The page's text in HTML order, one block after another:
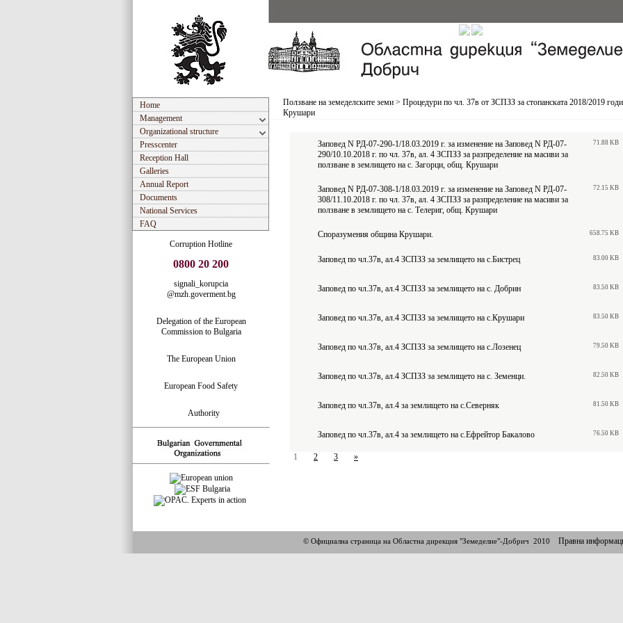
Home
Management
Organizational structure
Presscenter
Reception Hall
Galleries
Annual Report
Documents
National Services
FAQ
Corruption Hotline
0800 20 200
signali_korupcia
@mzh.goverment.bg
Delegation of the European
Commission to Bulgaria
The European Union
European Food Safety
Authority
Ползване на земеделските земи > Процедури по чл. 37в от ЗСПЗЗ за стопанската 2018/2019
Крушари
Заповед N РД-07-290-1/18.03.2019 г. за изменение на Заповед N РД-07-
290/10.10.2018 г. по чл. 37в, ал. 4 ЗСПЗЗ за разпределение на масиви за
ползване в землището на с. Загорци, общ. Крушари
71.88 KB
Заповед N РД-07-308-1/18.03.2019 г. за изменение на Заповед N РД-07-
308/11.10.2018 г. по чл. 37в, ал. 4 ЗСПЗЗ за разпределение на масиви за
ползване в землището на с. Телериг, общ. Крушари
72.15 KB
Споразумения община Крушари. 658.75 KB
Заповед по чл.37в, ал.4 ЗСПЗЗ за землището на с.Бистрец 83.00 KB
Заповед по чл.37в, ал.4 ЗСПЗЗ за землището на с. Добрин 83.50 KB
Заповед по чл.37в, ал.4 ЗСПЗЗ за землището на с.Крушари 83.50 KB
Заповед по чл.37в, ал.4 ЗСПЗЗ за землището на с.Лозенец 79.50 KB
Заповед по чл.37в, ал.4 ЗСПЗЗ за землището на с. Земенци. 82.50 KB
Заповед по чл.37в, ал.4 за землището на с.Северняк 81.50 KB
Заповед по чл.37в, ал.4 за землището на с.Ефрейтор Бакалово 76.50 KB
1 2 3 »
© Официална страница на Областна дирекция "Земеделие"-Добрич 2010 Правна